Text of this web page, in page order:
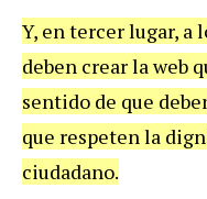
Y, en tercer lugar, a
deben crear la web
sentido de que
que respeten la
ciudadano.